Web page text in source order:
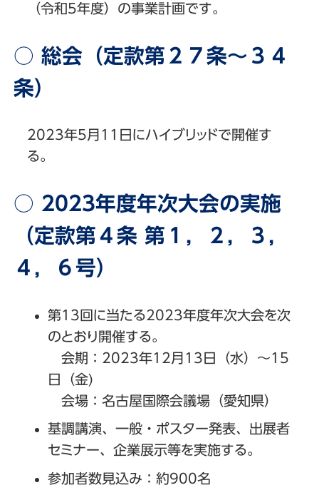
（令和5年度）の事業計画です。
○ 総会（定款第２７条～３４
条）
2023年5月11日にハイブリッドで開催す
る。
○ 2023年度年次大会の実施
（定款第４条 第１，２，３，
４，６号）
第13回に当たる2023年度年次大会を次
のとおり開催する。
会期：2023年12月13日（水）〜15
日（金)
会場：名古屋国際会議場（愛知県）
基調講演、一般・ポスター発表、出展者
セミナー、企業展示等を実施する。
参加者数見込み：約900名